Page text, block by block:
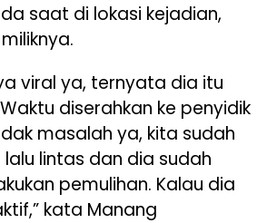
saat di lokasi kejadian,
viral ya, ternyata dia itu
diserahkan ke penyidik
masalah ya, kita sudah
lintas dan dia sudah
pemulihan. Kalau dia
kata Manang